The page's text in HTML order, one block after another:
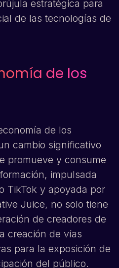
estratégica para
de las tecnologías de
de los
de los
cambio significativo
promueve y consume
impulsada
TikTok y apoyada por
Juice, no solo tiene
de creadores de
creación de vías
para la exposición de
del público.